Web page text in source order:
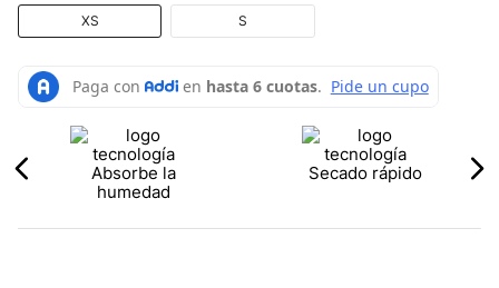
XS S
Absorbe la
humedad
Secado rápido